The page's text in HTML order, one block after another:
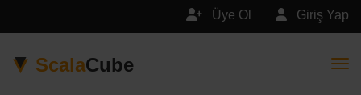
Giriş Yap
Üye Ol
ScalaCube